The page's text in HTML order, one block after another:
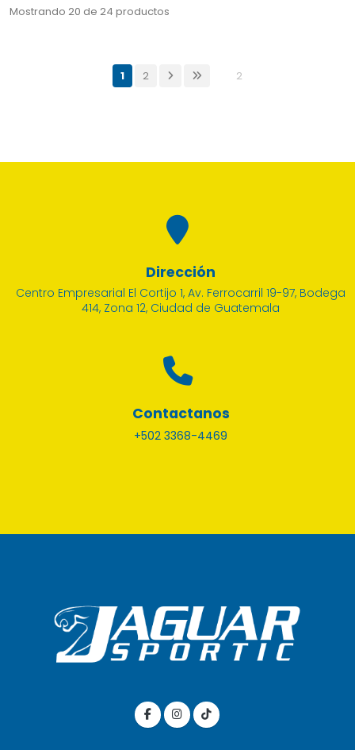
Mostrando 20 de 24 productos
1 2 2
Dirección
Centro Empresarial El Cortijo 1, Av. Ferrocarril 19-97, Bodega
414, Zona 12, Ciudad de Guatemala
Contactanos
+502 3368-4469